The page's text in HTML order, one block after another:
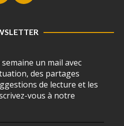
un mail avec
des partages
de lecture et les
vous à notre